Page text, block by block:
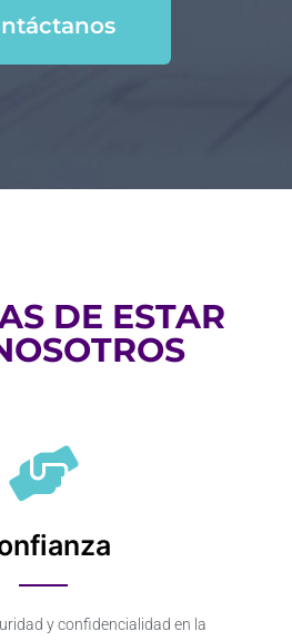
DE ESTAR
y confidencialidad en la